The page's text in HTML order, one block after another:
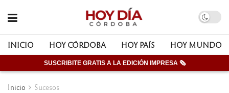
INICIO HOY CÓRDOBA HOY PAÍS HOY MUNDO
SUSCRIBITE GRATIS A LA EDICIÓN IMPRESA 🗞
Inicio Sucesos